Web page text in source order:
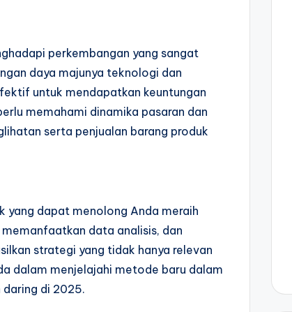
perkembangan yang sangat
daya majunya teknologi dan
untuk mendapatkan keuntungan
memahami dinamika pasaran dan
serta penjualan barang produk
yang dapat menolong Anda meraih
memanfaatkan data analisis, dan
strategi yang tidak hanya relevan
dalam menjelajahi metode baru dalam
daring di 2025.